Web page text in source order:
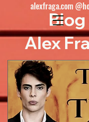
Alex
alexfraga.com